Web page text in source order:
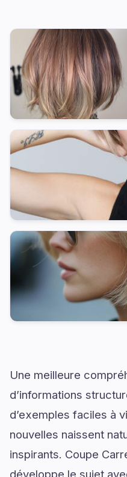
Une meilleure
d’informations
d’exemples faciles à
nouvelles naissent
inspirants. Coupe
développe le sujet